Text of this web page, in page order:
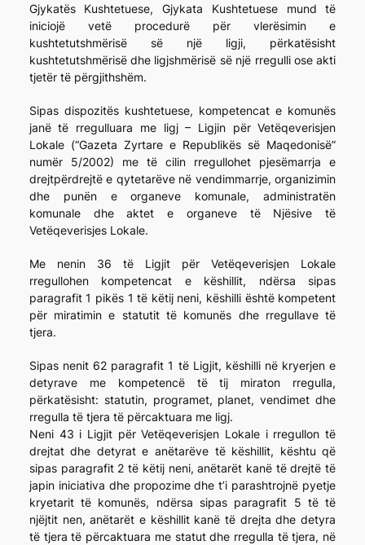
Gjykatës Kushtetuese, Gjykata Kushtetuese mund të
iniciojë vetë procedurë për vlerësimin e
kushtetutshmërisë së një ligji, përkatësisht
kushtetutshmërisë dhe ligjshmërisë së një rregulli ose akti
tjetër të përgjithshëm.
Sipas dispozitës kushtetuese, kompetencat e komunës
janë të rregulluara me ligj – Ligjin për Vetëqeverisjen
Lokale (“Gazeta Zyrtare e Republikës së Maqedonisë”
numër 5/2002) me të cilin rregullohet pjesëmarrja e
drejtpërdrejtë e qytetarëve në vendimmarrje, organizimin
dhe punën e organeve komunale, administratën
komunale dhe aktet e organeve të Njësive të
Vetëqeverisjes Lokale.
Me nenin 36 të Ligjit për Vetëqeverisjen Lokale
rregullohen kompetencat e këshillit, ndërsa sipas
paragrafit 1 pikës 1 të këtij neni, këshilli është kompetent
për miratimin e statutit të komunës dhe rregullave të
tjera.
Sipas nenit 62 paragrafit 1 të Ligjit, këshilli në kryerjen e
detyrave me kompetencë të tij miraton rregulla,
përkatësisht: statutin, programet, planet, vendimet dhe
rregulla të tjera të përcaktuara me ligj.
Neni 43 i Ligjit për Vetëqeverisjen Lokale i rregullon të
drejtat dhe detyrat e anëtarëve të këshillit, kështu që
sipas paragrafit 2 të këtij neni, anëtarët kanë të drejtë të
japin iniciativa dhe propozime dhe t’i parashtrojnë pyetje
kryetarit të komunës, ndërsa sipas paragrafit 5 të të
njëjtit nen, anëtarët e këshillit kanë të drejta dhe detyra
të tjera të përcaktuara me statut dhe rregulla të tjera, në